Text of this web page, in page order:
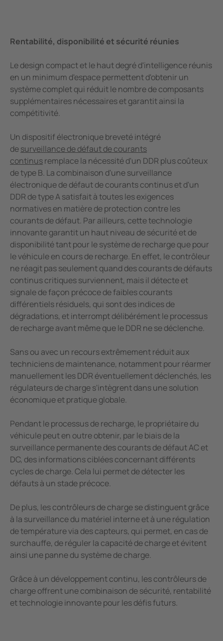
Rentabilité, disponibilité et sécurité réunies
Le design compact et le haut degré d'intelligence réunis
en un minimum d'espace permettent d'obtenir un
système complet qui réduit le nombre de composants
supplémentaires nécessaires et garantit ainsi la
compétitivité.
Un dispositif électronique breveté intégré
desurveillance de défaut de courants
continusremplace la nécessité d'un DDR plus coûteux
de type B. La combinaison d'une surveillance
électronique de défaut de courants continus et d'un
DDR de type A satisfait à toutes les exigences
normatives en matière de protection contre les
courants de défaut. Par ailleurs, cette technologie
innovante garantit un haut niveau de sécurité et de
disponibilité tant pour le système de recharge que pour
le véhicule en cours de recharge. En effet, le contrôleur
ne réagit pas seulement quand des courants de défauts
continus critiques surviennent, mais il détecte et
signale de façon précoce de faibles courants
différentiels résiduels, qui sont des indices de
dégradations, et interrompt délibérément le processus
de recharge avant même que le DDR ne se déclenche.
Sans ou avec un recours extrêmement réduit aux
techniciens de maintenance, notamment pour réarmer
manuellement les DDR éventuellement déclenchés, les
régulateurs de charge s'intègrent dans une solution
économique et pratique globale.
Pendant le processus de recharge, le propriétaire du
véhicule peut en outre obtenir, par le biais de la
surveillance permanente des courants de défaut AC et
DC, des informations ciblées concernant différents
cycles de charge. Cela lui permet de détecter les
défauts à un stade précoce.
De plus, les contrôleurs de charge se distinguent grâce
à la surveillance du matériel interne et à une régulation
de température via des capteurs, qui permet, en cas de
surchauffe, de réguler la capacité de charge et évitent
ainsi une panne du système de charge.
Grâce à un développement continu, les contrôleurs de
charge offrent une combinaison de sécurité, rentabilité
et technologie innovante pour les défis futurs.